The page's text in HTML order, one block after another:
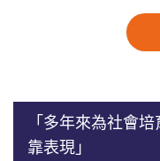
「多年來為社會
靠表現」